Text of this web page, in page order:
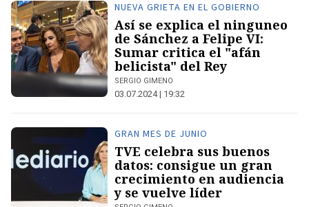
NUEVA GRIETA EN EL GOBIERNO
Así se explica el ninguneo
de Sánchez a Felipe VI:
Sumar critica el "afán
belicista" del Rey
SERGIO GIMENO
03.07.2024 | 19:32
GRAN MES DE JUNIO
TVE celebra sus buenos
datos: consigue un gran
crecimiento en audiencia
y se vuelve líder